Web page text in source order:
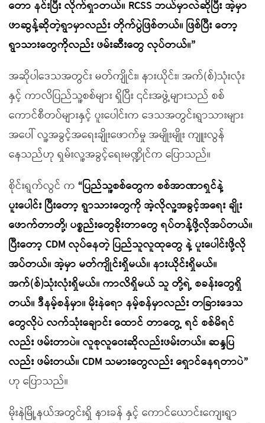
တော နင်းပြီး လိုက်ရှာတယ်။ RCSS ဘယ်မှာလဲဆိုပြီး အဲ့မှာ
ဖာဆွန့်ဆိုတဲ့ရွာမှာလည်း တိုက်ပွဲဖြစ်တယ်။ ဖြစ်ပြီး တော့
ရွာသားတွေကိုလည်း ဖမ်းဆီးတွေ လုပ်တယ်။”
အဆိုပါဒေသအတွင်း မတ်ကျိုင်း၊ နားယိုင်း၊ အက်(စ်)သုံးလုံး
နှင့် ကာလိပြည်သူ့စစ်များ ရှိပြီး ၎င်းအဖွဲ့များသည် စစ်
ကောင်စီတပ်များနှင့် ပူးပေါင်းက ဒေသအတွင်းရွာသားများ
အပေါ် လူ့အခွင့်အရေးချိုးဖောက်မှု အမျိုးမျိုး ကျူးလွန်
နေသည်ဟု ရှမ်းလူ့အခွင့်ရေးမဏ္ဍိုင်က ပြောသည်။
စိုင်းရွက်လွင် က “ပြည်သူ့စစ်တွေက စစ်အာဏာရှင်နဲ့
ပူးပေါင်း ပြီးတော့ ရွာသားတွေကို အဲ့လိုလူ့အခွင့်အရေး ချိုး
ဖောက်တာတို့၊ ပစ္စည်းတွေခိုးတာတွေ ရပ်တန့်ဖို့လိုအပ်တယ်။
ပြီးတော့ CDM လုပ်နေတဲ့ ပြည်သူလူထုတွေ နဲ့ ပူးပေါင်းဖို့လို
အပ်တယ်။ အဲ့မှာ မတ်ကျိုင်းရှိမယ်။ နားယိုင်းရှိမယ်။
အက်(စ်)သုံးလုံးရှိမယ်။ ကာလိရှိမယ် သူ တို့ရဲ့ စခန်းတွေရှိ
တယ်။ ဒီနမ့်စန်မှာ။ မိုးနဲရော နမ့်စန်မှာလည်း တခြားဒေသ
တွေလိုပဲ လက်သုံးချောင်း ထောင် တာတွေ့ ရင် စစ်မိရင်
လည်း ဖမ်းတာပဲ။ လူစုလူဝေးဆိုလည်းဖမ်းတယ်။ ဆန္ဒပြ
လည်း ဖမ်းတယ်။ CDM သမားတွေလည်း ရှောင်နေရတာပဲ”
ဟု ပြောသည်။
မိုးနဲမြို့နယ်အတွင်းရှိ နားခန် နှင့် ကောင်ယောင်းကျေးရွာ